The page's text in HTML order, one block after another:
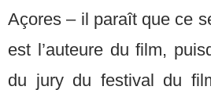
Açores – il paraît que ce
est l’auteure du film,
du jury du festival du